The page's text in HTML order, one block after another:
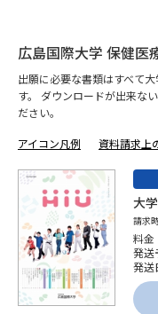
オープンキャンパス
オープンキャンパス検索
来場型・Web型イベント特
受
志望校・出願校を調べ
広島国際大学 保健医
出願に必要な書類はすべて
す。 ダウンロードが出来な
ださい。
アイコン凡例 資料請求上
大
請求
料金
発送
発送